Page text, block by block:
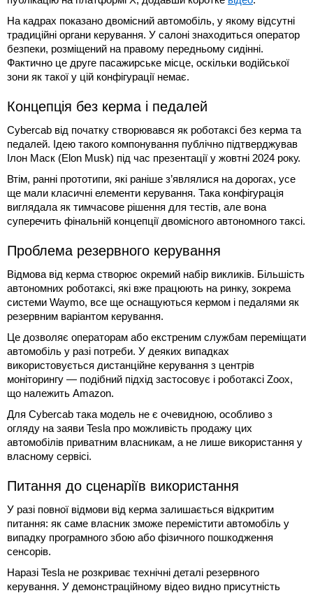
На кадрах показано двомісний автомобіль, у якому відсутні
традиційні органи керування. У салоні знаходиться оператор
безпеки, розміщений на правому передньому сидінні.
Фактично це друге пасажирське місце, оскільки водійської
зони як такої у цій конфігурації немає.
Концепція без керма і педалей
Cybercab від початку створювався як роботаксі без керма та
педалей. Ідею такого компонування публічно підтверджував
Ілон Маск (Elon Musk) під час презентації у жовтні 2024 року.
Втім, ранні прототипи, які раніше з’являлися на дорогах, усе
ще мали класичні елементи керування. Така конфігурація
виглядала як тимчасове рішення для тестів, але вона
суперечить фінальній концепції двомісного автономного таксі.
Проблема резервного керування
Відмова від керма створює окремий набір викликів. Більшість
автономних роботаксі, які вже працюють на ринку, зокрема
системи Waymo, все ще оснащуються кермом і педалями як
резервним варіантом керування.
Це дозволяє операторам або екстреним службам переміщати
автомобіль у разі потреби. У деяких випадках
використовується дистанційне керування з центрів
моніторингу — подібний підхід застосовує і роботаксі Zoox,
що належить Amazon.
Для Cybercab така модель не є очевидною, особливо з
огляду на заяви Tesla про можливість продажу цих
автомобілів приватним власникам, а не лише використання у
власному сервісі.
Питання до сценаріїв використання
У разі повної відмови від керма залишається відкритим
питання: як саме власник зможе перемістити автомобіль у
випадку програмного збою або фізичного пошкодження
сенсорів.
Наразі Tesla не розкриває технічні деталі резервного
керування. У демонстраційному відео видно присутність